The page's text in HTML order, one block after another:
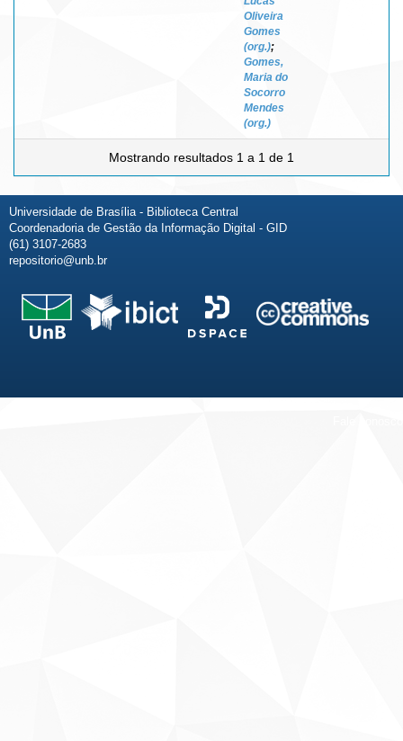
Oliveira
Gomes
(org.);
Gomes,
Maria do
Socorro
Mendes
(org.)
Mostrando resultados 1 a 1 de 1
Universidade de Brasília - Biblioteca Central
Coordenadoria de Gestão da Informação Digital - GID
(61) 3107-2683
repositorio@unb.br